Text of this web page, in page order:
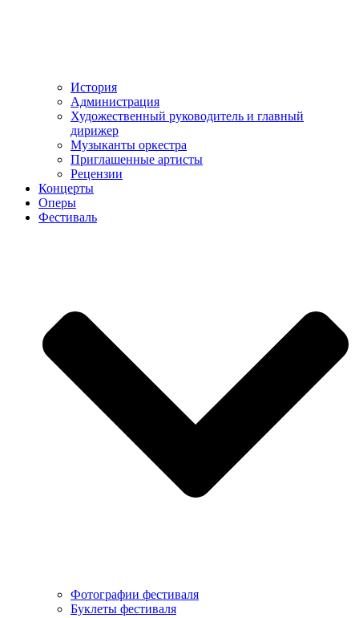
История
Администрация
Художественный руководитель и главный
дирижер
Музыканты оркестра
Приглашенные артисты
Рецензии
Концерты
Оперы
Фестиваль
Фотографии фестиваля
Буклеты фестиваля